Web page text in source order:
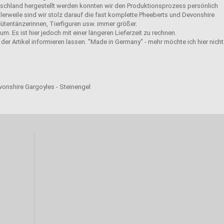
hergestellt werden konnten wir den Produktionsprozess persönlich
sind wir stolz darauf die fast komplette Pheeberts und Devonshire
Tierfiguren usw. immer größer.
Es ist hier jedoch mit einer längeren Lieferzeit zu rechnen.
Artikel informieren lassen. "Made in Germany" - mehr möchte ich hier nicht
Gargoyles - Steinengel